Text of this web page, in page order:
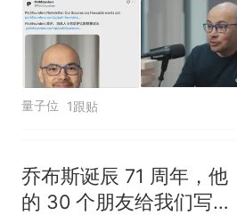
量子位 1跟贴
乔布斯诞辰 71 周年，他
的 30 个朋友给我们写了